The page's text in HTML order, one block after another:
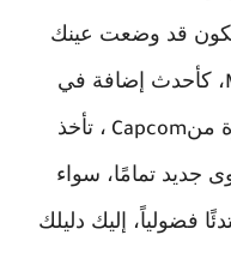
تكون قد وضعت عينك
، كأحدث إضافة في
منCapcom ، تأخذ
جديد تمامًا، سواء
فضولياً، إليك دليلك